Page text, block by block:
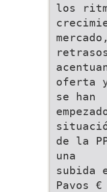
los
oferta y
se han
de la
una
subida
Pavos